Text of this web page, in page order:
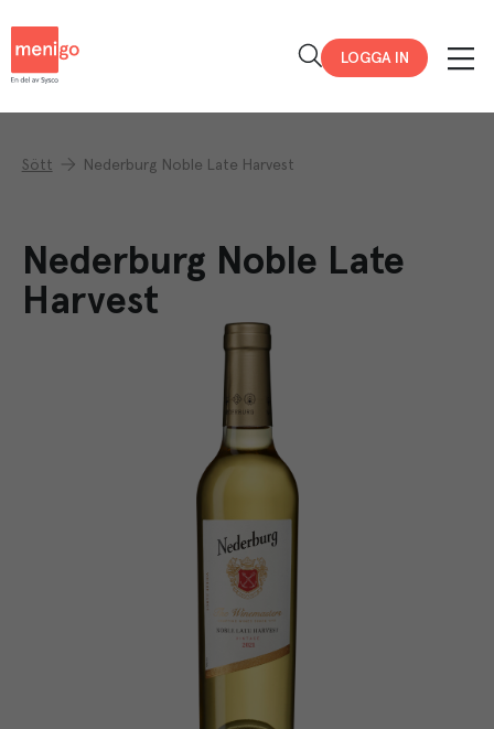
LOGGA IN
Sött Nederburg Noble Late Harvest
Nederburg Noble Late
Harvest